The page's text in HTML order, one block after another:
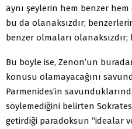
aynı şeylerin hem benzer
bu da olanaksızdır;
benzer olmaları
Bu böyle ise, Zenon’un
konusu olamayacağını
Parmenides’in
söylemediğini belirten
getirdiği paradoksun “idealar